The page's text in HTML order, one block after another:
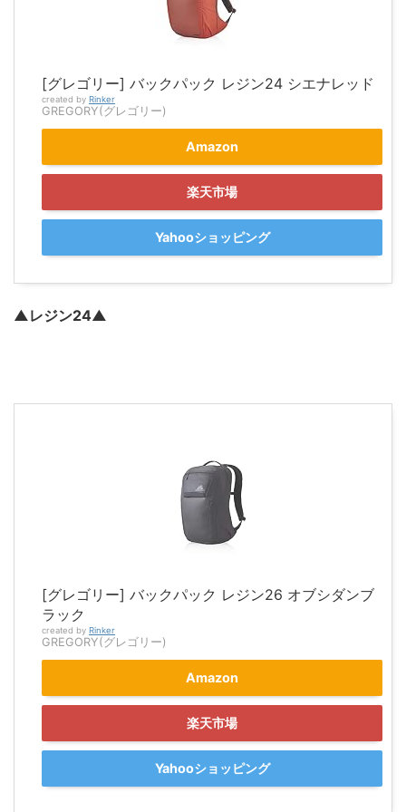
[グレゴリー] バックパック レジン24 シエナレッド
created by Rinker
GREGORY(グレゴリー)
Amazon
楽天市場
Yahooショッピング
▲レジン24▲
[グレゴリー] バックパック レジン26 オブシダンブ
ラック
created by Rinker
GREGORY(グレゴリー)
Amazon
楽天市場
Yahooショッピング